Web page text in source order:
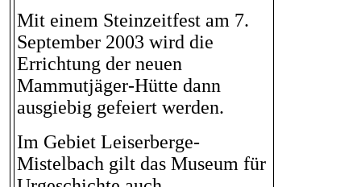
Mit einem Steinzeitfest am 7.
September 2003 wird die
Errichtung der neuen
Mammutjäger-Hütte dann
ausgiebig gefeiert werden.
Im Gebiet Leiserberge-
Mistelbach gilt das Museum für